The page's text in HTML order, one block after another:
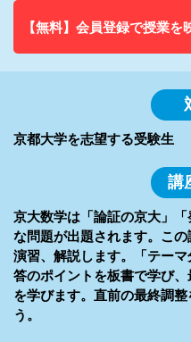
【無料】会員登録で授業を
京都大学を志望する受験生
講
京大数学は「論証の京大」
な問題が出題されます。こ
演習、解説します。「テー
答のポイントを板書で学び
を学びます。直前の最終調
う。